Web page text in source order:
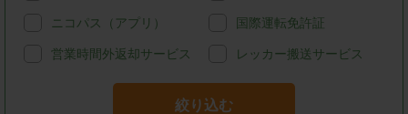
ニコパス（アプリ） 国際運転免許証
営業時間外返却サービス レッカー搬送サービス
絞り込む